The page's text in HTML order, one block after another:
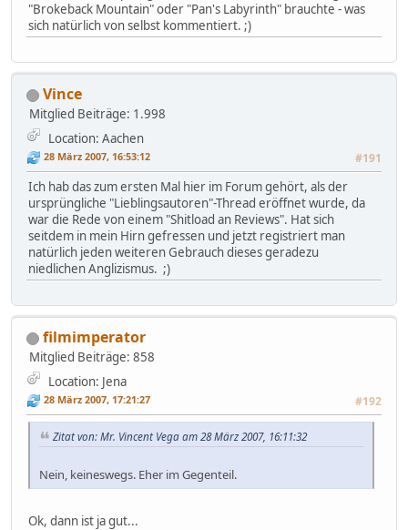
"Brokeback Mountain" oder "Pan's Labyrinth" brauchte - was
sich natürlich von selbst kommentiert. ;)
Vince
Mitglied Beiträge: 1.998
Location: Aachen
28 März 2007, 16:53:12 #191
Ich hab das zum ersten Mal hier im Forum gehört, als der
ursprüngliche "Lieblingsautoren"-Thread eröffnet wurde, da
war die Rede von einem "Shitload an Reviews". Hat sich
seitdem in mein Hirn gefressen und jetzt registriert man
natürlich jeden weiteren Gebrauch dieses geradezu
niedlichen Anglizismus. ;)
filmimperator
Mitglied Beiträge: 858
Location: Jena
28 März 2007, 17:21:27 #192
Zitat von: Mr. Vincent Vega am 28 März 2007, 16:11:32
Nein, keineswegs. Eher im Gegenteil.
Ok, dann ist ja gut...